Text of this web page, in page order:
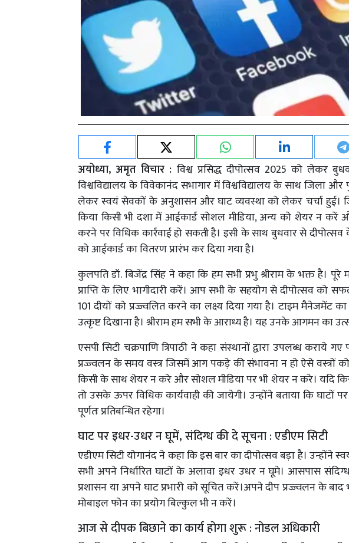
अयोध्या, अमृत विचार : विश्व प्रसिद्ध दीपोत्सव 2025 को लेकर
विश्वविद्यालय के विवेकानंद सभागार में विश्वविद्यालय के साथ जिला
लेकर स्वयं सेवकों के अनुशासन और घाट व्यवस्था को लेकर चर्चा हुई।
किया किसी भी दशा में आईकार्ड सोशल मीडिया, अन्य को शेयर न करें
करने पर विधिक कार्रवाई हो सकती है। इसी के साथ बुधवार से
को आईकार्ड का वितरण प्रारंभ कर दिया गया है।
कुलपति डॉ. बिजेंद्र सिंह ने कहा कि हम सभी प्रभु श्रीराम के भक्त है। पूरे
प्राप्ति के लिए भागीदारी करें। आप सभी के सहयोग से दीपोत्सव को
101 दीयों को प्रज्ज्वलित करने का लक्ष्य दिया गया है। टाइम मैनेजमेंट
उत्कृष्ट दिखाना है। श्रीराम हम सभी के आराध्य है। यह उनके आगमन का
एसपी सिटी चक्रपाणि त्रिपाठी ने कहा संस्थानों द्वारा उपलब्ध कराये
प्रज्ज्वलन के समय वस्त्र जिसमें आग पकड़े की संभावना न हो ऐसे वस्त्रों
किसी के साथ शेयर न करे और सोशल मीडिया पर भी शेयर न करे। यदि
तो उसके ऊपर विधिक कार्यवाही की जायेगी। उन्होंने बताया कि घाटों
पूर्णतः प्रतिबन्धित रहेगा।
घाट पर इधर-उधर न घूमें, संदिग्ध की दे सूचना : एडीएम सिटी
एडीएम सिटी योगानंद ने कहा कि इस बार का दीपोत्सव बड़ा है। उन्होंने
सभी अपने निर्धारित घाटों के अलावा इधर उधर न घूमे। आसपास
प्रशासन या अपने घाट प्रभारी को सूचित करें।अपने दीप प्रज्ज्वलन के
मोबाइल फोन का प्रयोग बिल्कुल भी न करें।
आज से दीपक बिछाने का कार्य होगा शुरू : नोडल अधिकारी